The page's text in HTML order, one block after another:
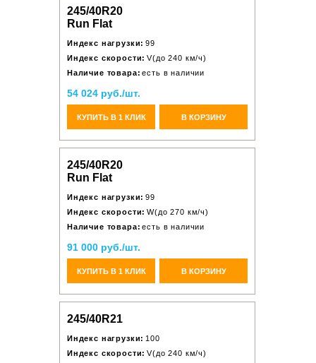
245/40R20
Run Flat
Индекс нагрузки: 99
Индекс скорости: V(до 240 км/ч)
Наличие товара: есть в наличии
54 024 руб./шт.
КУПИТЬ В 1 КЛИК В КОРЗИНУ
245/40R20
Run Flat
Индекс нагрузки: 99
Индекс скорости: W(до 270 км/ч)
Наличие товара: есть в наличии
91 000 руб./шт.
КУПИТЬ В 1 КЛИК В КОРЗИНУ
245/40R21
Индекс нагрузки: 100
Индекс скорости: V(до 240 км/ч)